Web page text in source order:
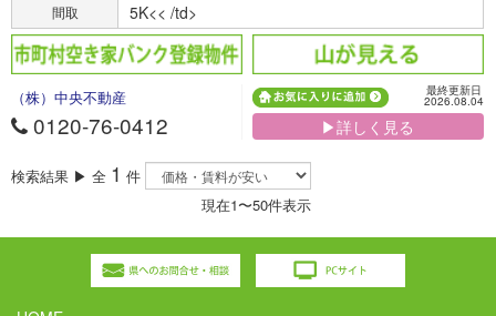
間取 5K<< /td>
（株）中央不動産
0120-76-0412
最終更新日
2026.08.04
▶詳しく見る
検索結果 ▶ 全 1 件
現在1〜50件表示